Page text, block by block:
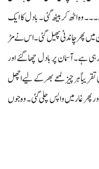
اٹھ کر بیٹھ گئی۔ بادل کا ایک
پھر چاندنی پھیل گئی۔ اس نے مڑ
آسمان پر بادل چھا گئے اور
ہر چیز لمحے بھر کے لیے اچھل
غار میں واپس چلی گئی۔ وہ جوں